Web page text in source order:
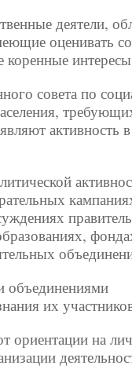
деятели,
оценивать
совета по
активность
объединениями
их
ориентации на